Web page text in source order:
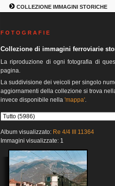
COLLEZIONE IMMAGINI STORICHE
F O T O G R A F I E
Collezione di immagini ferroviarie
La riproduzione di ogni fotografia di
pagina.
La suddivisione dei veicoli per singolo
aggiornamenti della collezione si trova
invece disponibile nella 'mappa'.
Album visualizzato: Re 4/4 III 11364
Immagini visualizzate: 1